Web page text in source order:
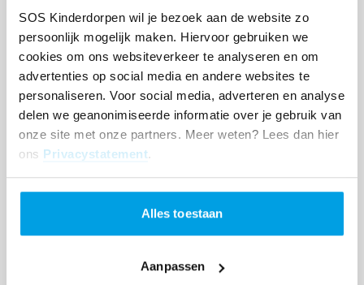
SOS Kinderdorpen wil je bezoek aan de website zo
persoonlijk mogelijk maken. Hiervoor gebruiken we
cookies om ons websiteverkeer te analyseren en om
advertenties op social media en andere websites te
personaliseren. Voor social media, adverteren en analyse
delen we geanonimiseerde informatie over je gebruik van
onze site met onze partners. Meer weten? Lees dan hier
ons Privacystatement.
Alles toestaan
Aanpassen
Gemeenschappelijk gebed
Wat zeg je bij Eid Mubarak?
Veelgebruikte wensen zijn:
Eid Mubarak
Gezegend Suikerfeest
Moge Allah jouw vasten accepteren